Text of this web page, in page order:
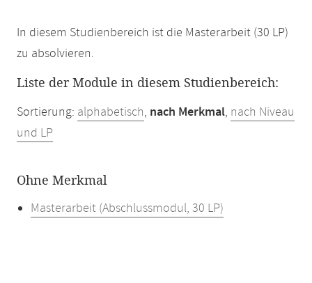
In diesem Studienbereich ist die Masterarbeit (30 LP)
zu absolvieren.
Liste der Module in diesem Studienbereich:
Sortierung: alphabetisch, nach Merkmal, nach Niveau
und LP
Ohne Merkmal
Masterarbeit (Abschlussmodul, 30 LP)